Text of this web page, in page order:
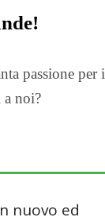
passione per i
noi?
nuovo ed